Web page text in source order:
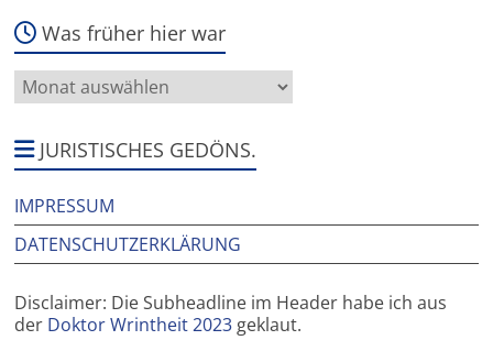
Was früher hier war
Was
früher
warJURISTISCHES GEDÖNS.
IMPRESSUM
DATENSCHUTZERKLÄRUNG
Disclaimer: Die Subheadline im Header habe ich aus
der Doktor Wrintheit 2023 geklaut.